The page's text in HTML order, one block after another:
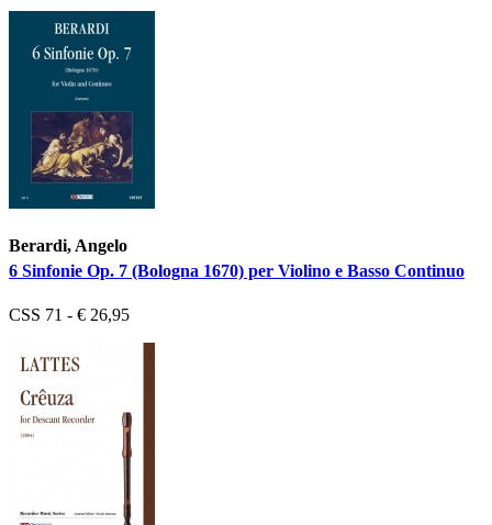
Berardi, Angelo
6 Sinfonie Op. 7 (Bologna 1670) per Violino e Basso Continuo
CSS 71 - € 26,95